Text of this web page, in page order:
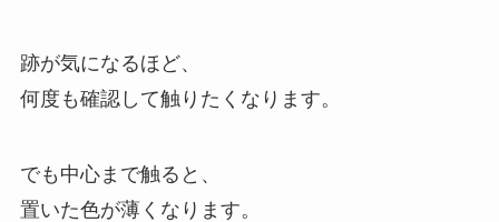
跡が気になるほど、
何度も確認して触りたくなります。
でも中心まで触ると、
置いた色が薄くなります。